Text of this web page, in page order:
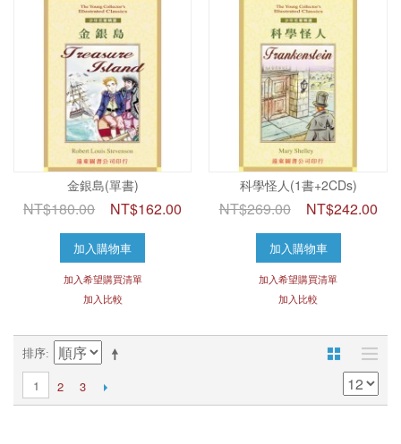
金銀島(單書)
NT$180.00 NT$162.00
加入購物車
加入希望購買清單
加入比較
科學怪人(1書+2CDs)
NT$269.00 NT$242.00
加入購物車
加入希望購買清單
加入比較
排序
1 2 3